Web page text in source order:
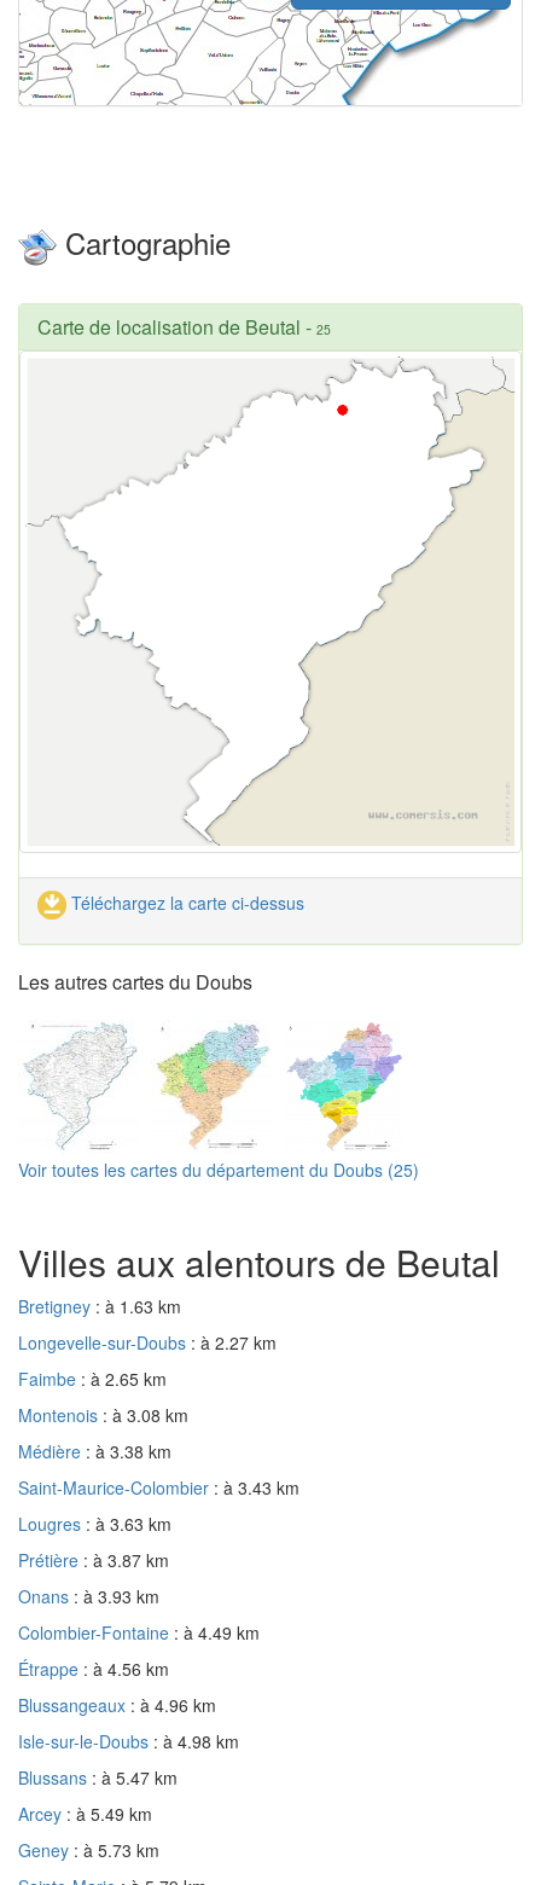
Cartographie
Carte de localisation de Beutal - 25
Téléchargez la carte ci-dessus
Les autres cartes du Doubs
Voir toutes les cartes du département du Doubs (25)
Villes aux alentours de Beutal
Bretigney : à 1.63 km
Longevelle-sur-Doubs : à 2.27 km
Faimbe : à 2.65 km
Montenois : à 3.08 km
Médière : à 3.38 km
Saint-Maurice-Colombier : à 3.43 km
Lougres : à 3.63 km
Prétière : à 3.87 km
Onans : à 3.93 km
Colombier-Fontaine : à 4.49 km
Étrappe : à 4.56 km
Blussangeaux : à 4.96 km
Isle-sur-le-Doubs : à 4.98 km
Blussans : à 5.47 km
Arcey : à 5.49 km
Geney : à 5.73 km